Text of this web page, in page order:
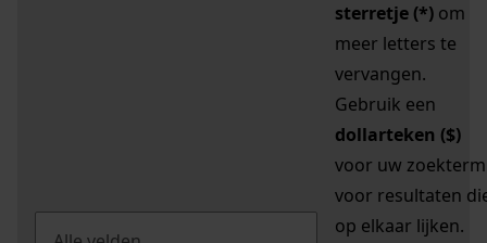
sterretje (*) om
meer letters te
vervangen.
Gebruik een
dollarteken ($)
voor uw zoekterm
voor resultaten
op elkaar lijken.